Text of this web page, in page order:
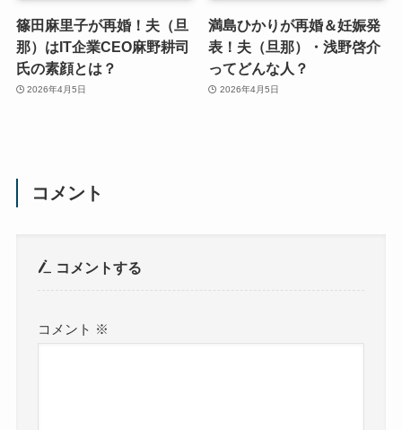
篠田麻里子が再婚！夫（旦
那）はIT企業CEO麻野耕司
氏の素顔とは？
2026年4月5日
満島ひかりが再婚＆妊娠発
表！夫（旦那）・浅野啓介
ってどんな人？
2026年4月5日
コメント
コメントする
コメント ※